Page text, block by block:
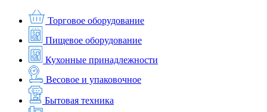
Торговое оборудование
Пищевое оборудование
Кухонные принадлежности
Весовое и упаковочное
Бытовая техника